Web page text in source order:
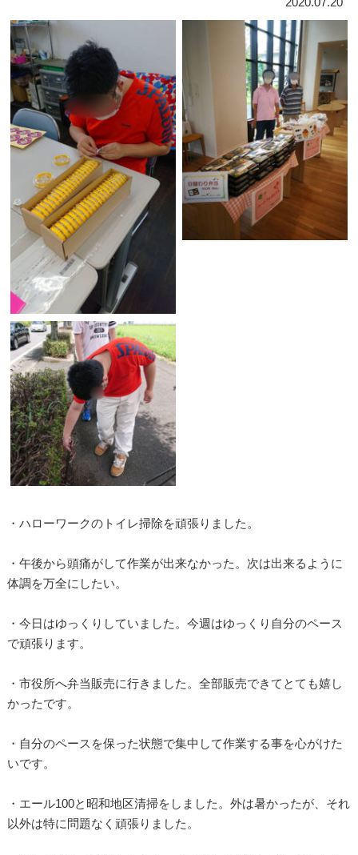
・ハローワークのトイレ掃除を頑張りました。
・午後から頭痛がして作業が出来なかった。次は出来るように
体調を万全にしたい。
・今日はゆっくりしていました。今週はゆっくり自分のペース
で頑張ります。
・市役所へ弁当販売に行きました。全部販売できてとても嬉し
かったです。
・自分のペースを保った状態で集中して作業する事を心がけた
いです。
・エール100と昭和地区清掃をしました。外は暑かったが、それ
以外は特に問題なく頑張りました。